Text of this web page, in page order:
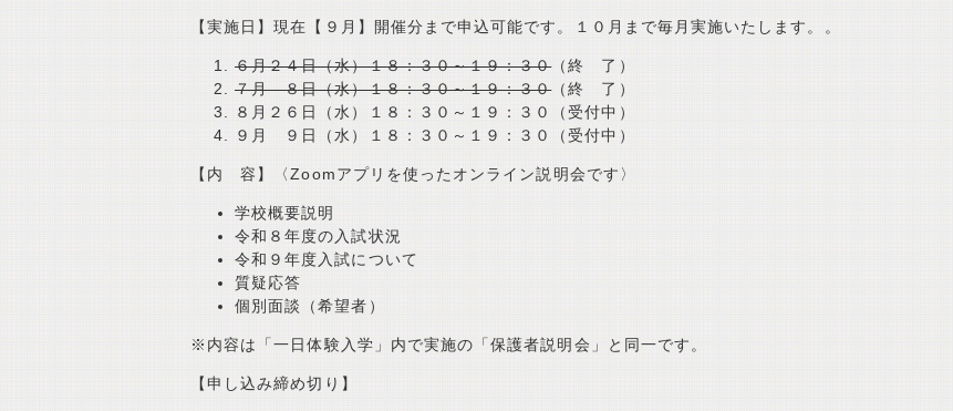
【実施日】現在【９月】開催分まで申込可能です。１０月まで毎月実施いたします。。
６月２４日（水）１８：３０～１９：３０（終 了）
７月 ８日（水）１８：３０～１９：３０（終 了）
８月２６日（水）１８：３０～１９：３０（受付中）
９月 ９日（水）１８：３０～１９：３０（受付中）
【内 容】 〈Zoomアプリを使ったオンライン説明会です〉
学校概要説明
令和８年度の入試状況
令和９年度入試について
質疑応答
個別面談（希望者）
※内容は「一日体験入学」内で実施の「保護者説明会」と同一です。
【申し込み締め切り】